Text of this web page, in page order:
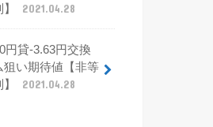
2021.04.28
円貸-3.63円交換
狙い期待値【非等
2021.04.28